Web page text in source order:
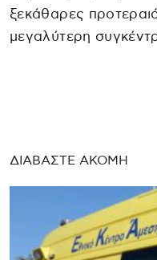
ξεκάθαρες
μεγαλύτερη
ΔΙΑΒΑΣΤΕ ΑΚΟΜΗ